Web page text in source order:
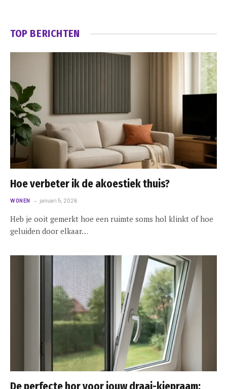
TOP BERICHTEN
Hoe verbeter ik de akoestiek thuis?
WONEN januari 5, 2026
Heb je ooit gemerkt hoe een ruimte soms hol klinkt of hoe
geluiden door elkaar…